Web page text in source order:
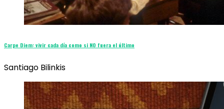
Carpe Diem: vivir cada día como si NO fuera el último
Santiago Bilinkis